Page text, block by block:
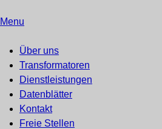
Menu
Über uns
Transformatoren
Dienstleistungen
Datenblätter
Kontakt
Freie Stellen